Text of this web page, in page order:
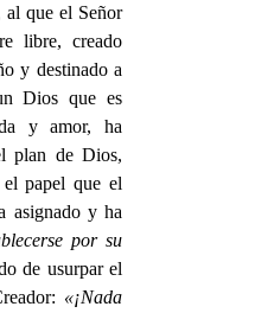
que el Señor
libre, creado
y destinado a
Dios que es
y amor, ha
plan de Dios,
el papel que el
asignado y ha
por su
de usurpar el
«¡Nada